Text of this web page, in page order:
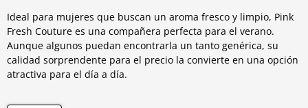
Ideal para mujeres que buscan un aroma fresco y limpio, Pink
Fresh Couture es una compañera perfecta para el verano.
Aunque algunos puedan encontrarla un tanto genérica, su
calidad sorprendente para el precio la convierte en una opción
atractiva para el día a día.